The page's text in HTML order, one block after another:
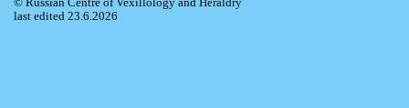
© Russian Centre of Vexillology and Heraldry
last edited 23.6.2026